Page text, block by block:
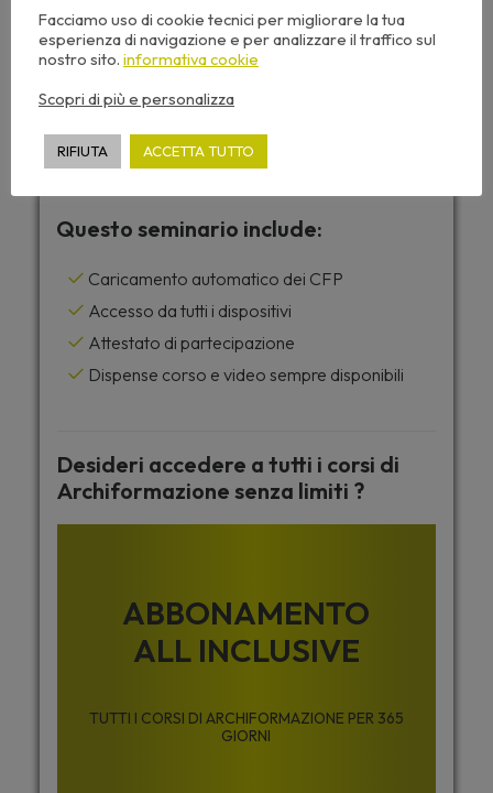
Gratuito
Questo seminario include:
Caricamento automatico dei CFP
Accesso da tutti i dispositivi
Attestato di partecipazione
Dispense corso e video sempre disponibili
Desideri accedere a tutti i corsi di
Archiformazione senza limiti ?
ABBONAMENTO
ALL INCLUSIVE
TUTTI I CORSI DI ARCHIFORMAZIONE PER 365
GIORNI
Facciamo uso di cookie tecnici per migliorare la tua
esperienza di navigazione e per analizzare il traffico sul
nostro sito. informativa cookie
Scopri di più e personalizza
RIFIUTA ACCETTA TUTTO